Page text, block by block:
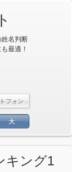
名判断
最適！
大
キング1